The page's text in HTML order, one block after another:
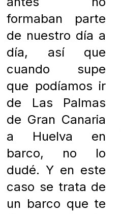
formaban parte
de nuestro día a
día, así que
cuando supe
que podíamos ir
de Las Palmas
de Gran Canaria
a Huelva en
barco, no lo
dudé. Y en este
caso se trata de
un barco que te